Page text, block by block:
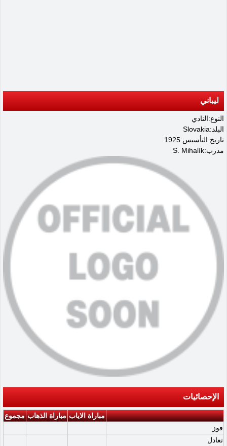
ليباني
النوع:النادي
البلد:Slovakia
تاريخ التأسيس:1925
مدرب:S. Mihalík
الإحصائيات
مباراة الاياب مباراة الذهاب مجموع
فوز
تعادل